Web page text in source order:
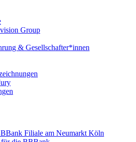
Group
& Gesellschafter*innen